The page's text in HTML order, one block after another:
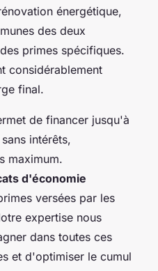
énergétique,
des deux
primes spécifiques.
considérablement
final.
de financer jusqu'à
intérêts,
maximum.
d'économie
versées par les
expertise nous
dans toutes ces
et d'optimiser le cumul